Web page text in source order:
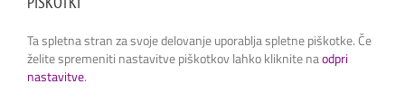
Ta spletna stran za svoje delovanje uporablja spletne piškotke. Če
želite spremeniti nastavitve piškotkov lahko kliknite naodpri
nastavitve.